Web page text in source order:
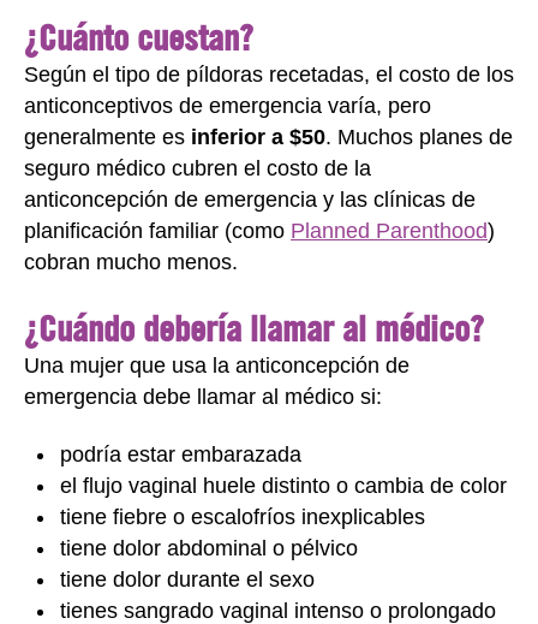
¿Cuánto cuestan?
Según el tipo de píldoras recetadas, el costo de los
anticonceptivos de emergencia varía, pero
generalmente es inferior a $50. Muchos planes de
seguro médico cubren el costo de la
anticoncepción de emergencia y las clínicas de
planificación familiar (como Planned Parenthood)
cobran mucho menos.
¿Cuándo debería llamar al médico?
Una mujer que usa la anticoncepción de
emergencia debe llamar al médico si:
podría estar embarazada
el flujo vaginal huele distinto o cambia de color
tiene fiebre o escalofríos inexplicables
tiene dolor abdominal o pélvico
tiene dolor durante el sexo
tienes sangrado vaginal intenso o prolongado